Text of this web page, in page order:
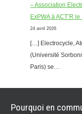
– Association
ExPWA à ACT’R
24 avril 2026
[…] Electrocycle,
(Université
Paris) se…
Pourquoi en